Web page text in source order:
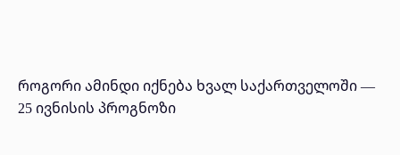
როგორი ამინდი იქნება ხვალ საქართველოში —
25 ივნისის პროგნოზი